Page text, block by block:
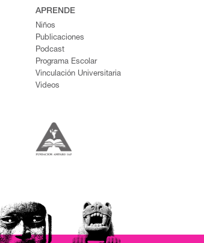
APRENDE
Niños
Publicaciones
Podcast
Programa Escolar
Vinculación Universitaria
Videos